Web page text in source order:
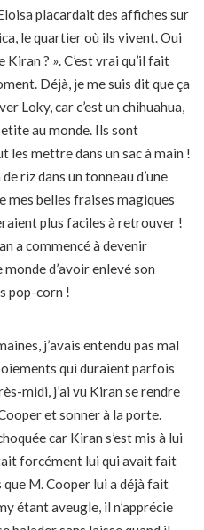
placardait des affiches sur
le quartier où ils vivent. Oui
? ». C’est vrai qu’il fait
Déjà, je me suis dit que ça
Loky, car c’est un chihuahua,
au monde. Ils sont
les mettre dans un sac à main !
riz dans un tonneau d’une
mes belles fraises magiques
plus faciles à retrouver !
a commencé à devenir
d’avoir enlevé son
pop-corn !
j’avais entendu pas mal
qui duraient parfois
midi, j’ai vu Kiran se rendre
et sonner à la porte.
car Kiran s’est mis à lui
forcément lui qui avait fait
que M. Cooper lui a déjà fait
étant aveugle, il n’apprécie